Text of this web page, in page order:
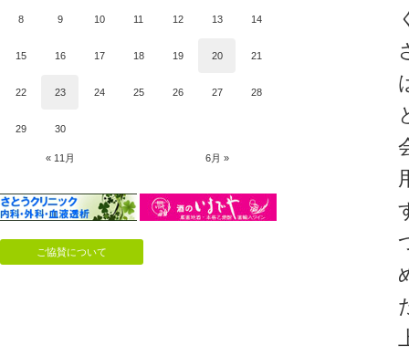
« 11月 6月 »
8 9 10 11 12 13 14
15 16 17 18 19 20 21
22 23 24 25 26 27 28
29 30
ご協賛について